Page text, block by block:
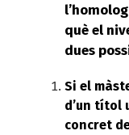
què el
dues
Si el
d’un títol
concret